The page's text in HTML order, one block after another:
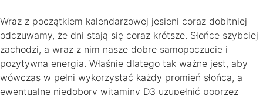
Wraz z początkiem kalendarzowej jesieni coraz dobitniej
odczuwamy, że dni stają się coraz krótsze. Słońce szybciej
zachodzi, a wraz z nim nasze dobre samopoczucie i
pozytywna energia. Właśnie dlatego tak ważne jest, aby
wówczas w pełni wykorzystać każdy promień słońca, a
ewentualne niedobory witaminy D3 uzupełnić poprzez